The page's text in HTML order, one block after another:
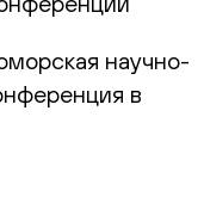
научно-
в